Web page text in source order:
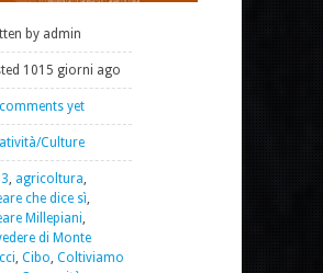
by admin
1015 giorni ago
yet
Culture
, agricoltura,
che dice sì,
Millepiani,
di Monte
, Cibo, Coltiviamo